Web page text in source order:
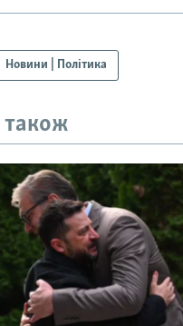
Новини | Політика
також